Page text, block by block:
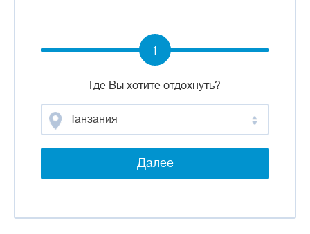
Где Вы хотите отдохнуть?
Танзания
Далее
1